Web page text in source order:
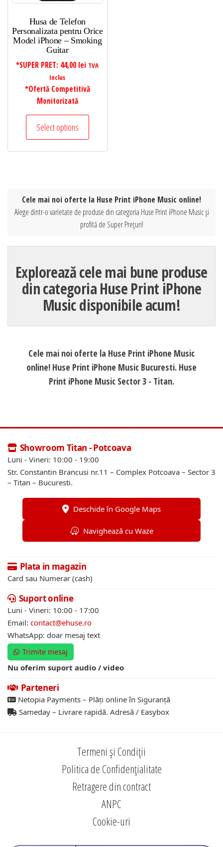
Husa de Telefon
Personalizata pentru Orice
Model iPhone – Smoking
Guitar
*SUPER PRET: 44,00 lei TVA
Inclus
*Ofertă Competitivă
Monitorizată
Select options
Cele mai noi oferte la Huse Print iPhone Music online!
Alege dintr-o varietate de produse din categoria Huse Print iPhone Music și
profită de Super Prețuri!
Explorează cele mai bune produse
din categoria Huse Print iPhone
Music disponibile acum!
Cele mai noi oferte la Huse Print iPhone Music
online! Huse Print iPhone Music Bucuresti. Huse
Print iPhone Music Sector 3 - Titan.
Showroom Titan - Potcoava
Luni - Vineri: 10:00 - 19:00
Str. Constantin Brancusi nr.11 – Complex Potcoava – Sector 3
– Titan – Bucuresti.
Deschide în Google Maps
Navighează cu Waze
Plata in magazin
Card sau Numerar (cash)
Suport online
Luni - Vineri: 10:00 - 17:00
Email: contact@ehuse.ro
WhatsApp: doar mesaj text
Trimite mesaj
Nu oferim suport audio / video
Parteneri
Netopia Payments – Plăți online în Siguranță
Sameday – Livrare rapidă. Adresă / Easybox
Termeni și Condiții
Politica de Confidențialitate
Retragere din contract
ANPC
Cookie-uri